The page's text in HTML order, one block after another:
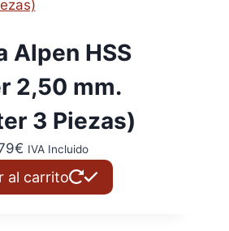
Alpen HSS
2,50 mm.
3 Piezas)
€El
precio
actual
IVA Incluido
al carrito